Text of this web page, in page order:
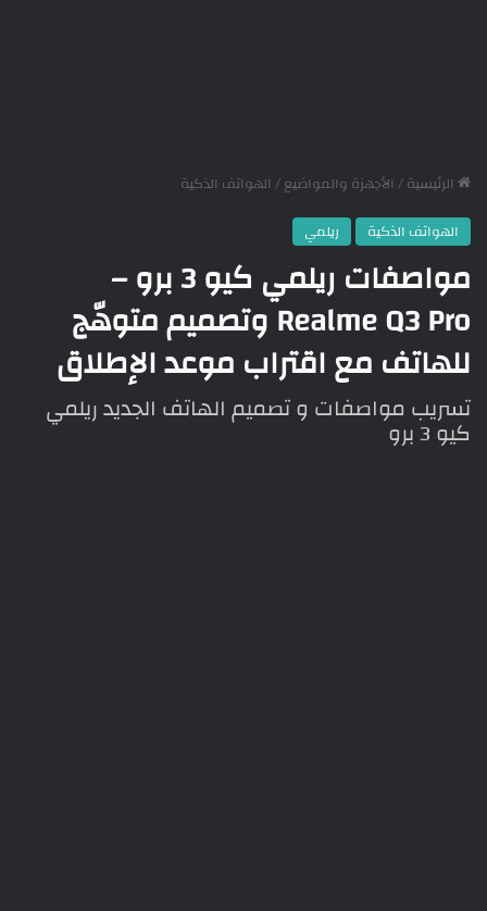
الرئيسية/ الأجهزة والمواضيع/ الهواتف الذكية
الهواتف الذكية
ريلمي
مواصفات ريلمي كيو 3 برو –
Realme Q3 Pro وتصميم متوهّج
للهاتف مع اقتراب موعد الإطلاق
تسريب مواصفات و تصميم الهاتف الجديد ريلمي
كيو 3 برو